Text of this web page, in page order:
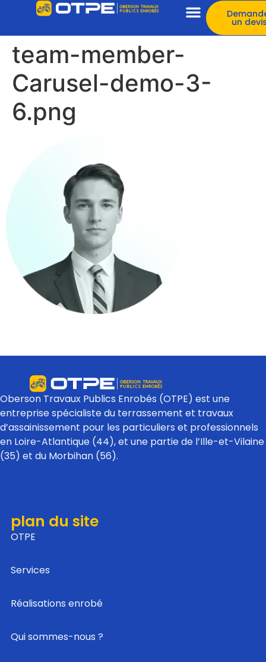
un
team-member-
Carusel-demo-3-
6.png
Oberson Travaux Publics Enrobés (OTPE) est une
entreprise spécialiste du terrassement et travaux
d’assainissement pour les particuliers et professionnels
en Loire-Atlantique (44), et une partie de l’Ille-et-Vilaine
(35) et du Morbihan (56).
plan du site
OTPE
Services
Réalisations enrobé
Qui sommes-nous ?